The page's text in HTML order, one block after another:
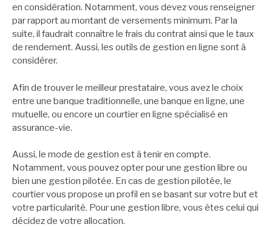
en considération. Notamment, vous devez vous renseigner
par rapport au montant de versements minimum. Par la
suite, il faudrait connaître le frais du contrat ainsi que le taux
de rendement. Aussi, les outils de gestion en ligne sont à
considérer.
Afin de trouver le meilleur prestataire, vous avez le choix
entre une banque traditionnelle, une banque en ligne, une
mutuelle, ou encore un courtier en ligne spécialisé en
assurance-vie.
Aussi, le mode de gestion est à tenir en compte.
Notamment, vous pouvez opter pour une gestion libre ou
bien une gestion pilotée. En cas de gestion pilotée, le
courtier vous propose un profil en se basant sur votre but et
votre particularité. Pour une gestion libre, vous êtes celui qui
décidez de votre allocation.